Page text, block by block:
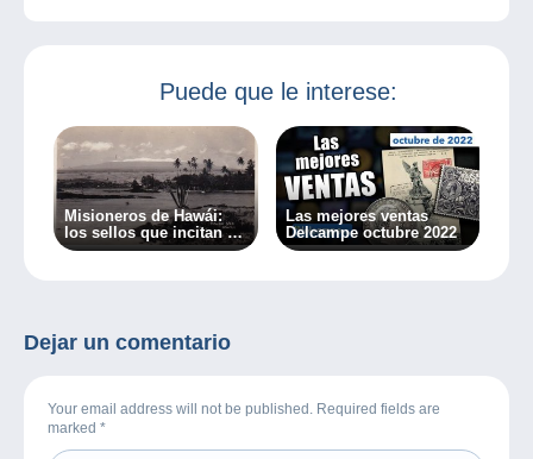
Puede que le interese:
Misioneros de Hawái:
los sellos que incitan al
crimen…
Las mejores ventas
Delcampe octubre 2022
Dejar un comentario
Your email address will not be published. Required fields are
marked *